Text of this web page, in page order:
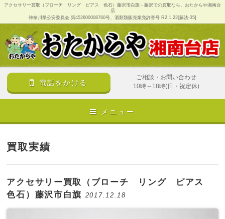
アクセサリー買取（ブローチ リング ピアス 色石）藤沢市白旗 - 藤沢での買取なら、おたからや湘南台
店
神奈川県公安委員会 第452600008760号、酒類類販売業免許番号 R2.1.22[藤法-35]
電話をかける
ご相談・お問い合わせ
10時～18時(日・祝定休)
メニュー
買取実績
アクセサリー買取（ブローチ リング ピアス
色石）藤沢市白旗 2017.12.18